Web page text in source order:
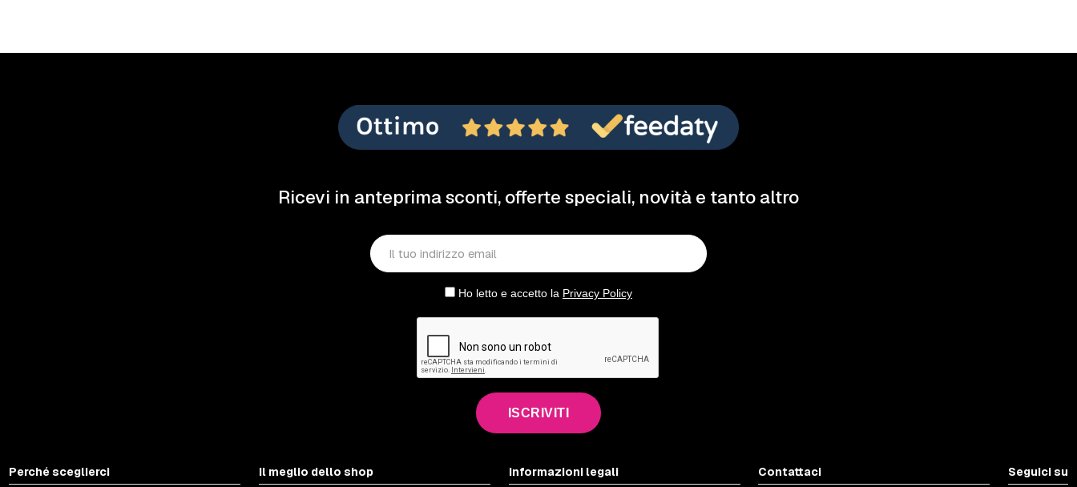
Ricevi in anteprima sconti, offerte speciali, novità e tanto altro
Ho letto e accetto la Privacy Policy
ISCRIVITI
Perché sceglierci Il meglio dello shop Informazioni legali Contattaci Seguici su